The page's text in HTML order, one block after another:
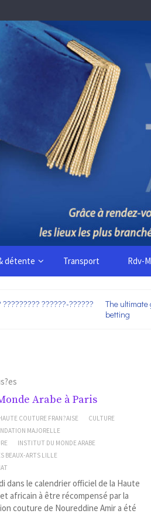
détente Transport Rdv-
??????-??????
The ultimate
betting
Arabe à Paris
COUTURE FRAN?AISE
CULTURE
MAJORELLE
INSTITUT DU MONDE ARABE
BEAUX-ARTS LILLE
dans le calendrier officiel de la Haute
africain à être récompensé par la
couture de Noureddine Amir a été